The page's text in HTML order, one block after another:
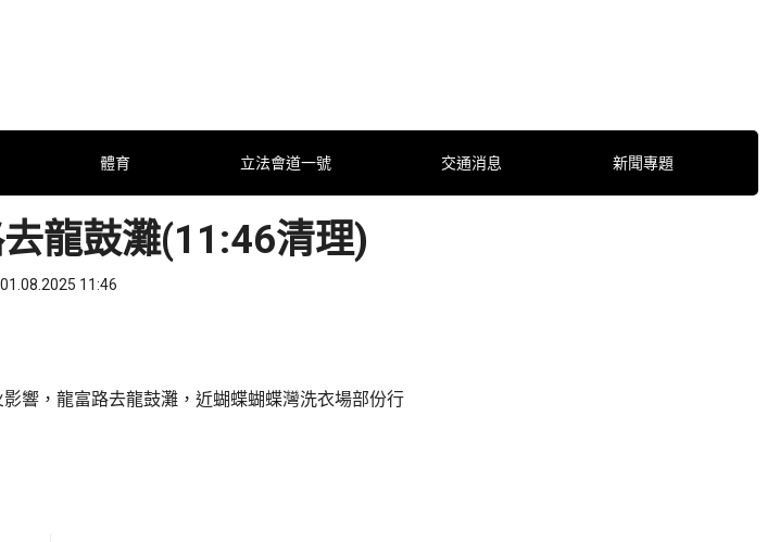
體育 立法會道一號 交通消息 新聞專題
龍鼓灘(11:46清理)
11:46
響，龍富路去龍鼓灘，近蝴蝶蝴蝶灣洗衣場部份行